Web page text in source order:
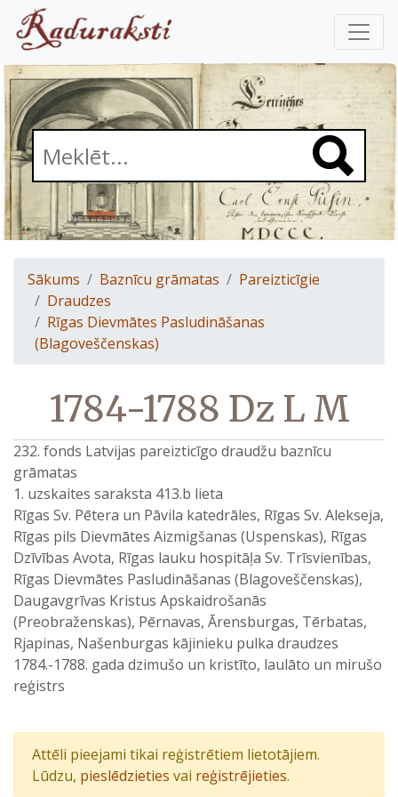
Sākums Baznīcu grāmatas
Pareizticīgie
Draudzes
Rīgas Dievmātes Pasludināšanas
(Blagoveščenskas)
1784-1788 Dz L M
232. fonds Latvijas pareizticīgo draudžu baznīcu
grāmatas
1. uzskaites saraksta 413.b lieta
Rīgas Sv. Pētera un Pāvila katedrāles, Rīgas Sv. Alekseja,
Rīgas pils Dievmātes Aizmigšanas (Uspenskas), Rīgas
Dzīvības Avota, Rīgas lauku hospitāļa Sv. Trīsvienības,
Rīgas Dievmātes Pasludināšanas (Blagoveščenskas),
Daugavgrīvas Kristus Apskaidrošanās
(Preobraženskas), Pērnavas, Ārensburgas, Tērbatas,
Rjapinas, Našenburgas kājinieku pulka draudzes
1784.-1788. gada dzimušo un kristīto, laulāto un mirušo
reģistrs
Attēli pieejami tikai reģistrētiem lietotājiem.
Lūdzu, pieslēdzieties vai reģistrējieties.